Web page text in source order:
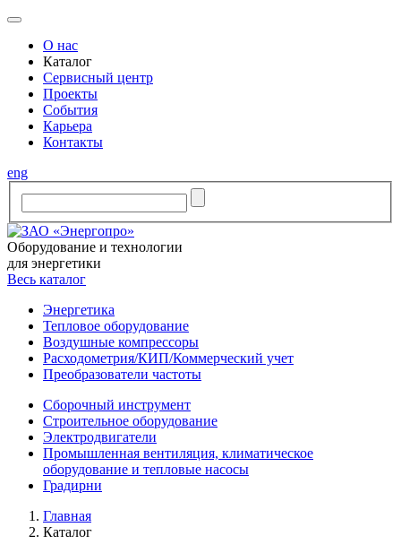
O нас
Каталог
Сервисный центр
Проекты
События
Карьера
Контакты
eng
Оборудование и технологии
для энергетики
Весь каталог
Энергетика
Тепловое оборудование
Воздушные компрессоры
Расходометрия/КИП/Коммерческий учет
Преобразователи частоты
Сборочный инструмент
Строительное оборудование
Электродвигатели
Промышленная вентиляция, климатическое
оборудование и тепловые насосы
Градирни
Главная
Каталог